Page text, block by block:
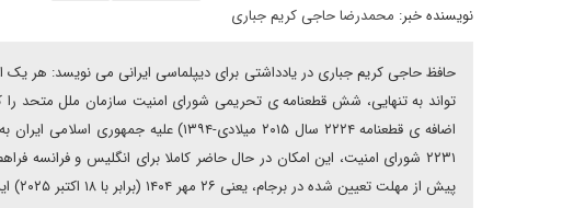
نویسنده خبر: محمدرضا حاجی کریم جباری
حافظ حاجی کریم جباری در یادداشتی برای دیپلماسی ایرانی می نویسد: هر
۲۲۳۱ شورای امنیت، این امکان در حال حاضر کاملا برای انگلیس و
پیش از مهلت تعیین شده در برجام، یعنی ۲۶ مهر ۱۴۰۴ (برابر با ۱۸ اکتبر ۲۰۲۵) این سازوکار را فعال کند.